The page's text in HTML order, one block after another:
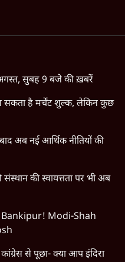
सुबह 9 बजे की ख़बरें
है मर्चेंट शुल्क, लेकिन कुछ
अब नई आर्थिक नीतियों की
की स्वायत्तता पर भी अब
Bankipur! Modi-Shah
से पूछा- क्या आप इंदिरा